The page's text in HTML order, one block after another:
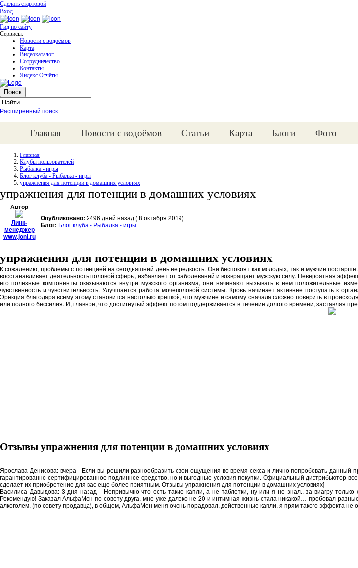
Сделать стартовой
Вход
Гид по сайту
Сервисы:
Новости с водоёмов
Карта
Видеокаталог
Сотрудничество
Контакты
Яндекс Отчёты
Расширенный поиск
Главная Новости с водоёмов Статьи Карта Блоги Фото
Главная
Клубы пользователей
Рыбалка - игры
Блог клуба - Рыбалка - игры
упражнения для потенции в домашних условиях
упражнения для потенции в домашних условиях
Автор
Линк-
менеджер
www.joni.ru
Опубликовано: 2496 дней назад ( 8 октября 2019)
Блог: Блог клуба - Рыбалка - игры
упражнения для потенции в домашних условиях
К сожалению, проблемы с потенцией на сегодняшний день не редкость. Они беспокоят как молодых, так и мужчин
восстанавливает деятельность половой сферы, избавляет от заболеваний и возвращает мужскую силу. Невероятная
его полезные компоненты оказываются внутри мужского организма, они начинают вызывать в нем положительные
чувственность и чувствительность. Улучшается работа мочеполовой системы. Кровь начинает активнее поступать к
Эрекция благодаря всему этому становится настолько крепкой, что мужчине и самому сначала сложно поверить в
или полного бессилия. И, главное, что достигнутый эффект потом поддерживается в течение долгого времени, заставляя
Отзывы упражнения для потенции в домашних условиях
Ярослава Денисова: вчера - Если вы решили разнообразить свои ощущения во время секса и лично попробовать данный
гарантированно сертифицированное подлинное средство, но и выгодные условия покупки. Официальный дистрибьютор
сделает их приобретение для вас еще более приятным. Отзывы упражнения для потенции в домашних условиях]
Василиса Давыдова: 3 дня назад - Непривычно что есть такие капли, а не таблетки, ну или я не знал.. за виагру
Рекомендую! Заказал АльфаМен по совету друга, мне уже далеко не 20 и интимная жизнь стала никакой… пробовал
алкоголем, (по совету продавца), в общем, АльфаМен меня очень порадовал, действенные капли, я прям такого эффекта не